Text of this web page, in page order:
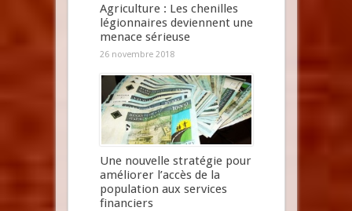
Agriculture : Les chenilles
légionnaires deviennent une
menace sérieuse
26 novembre 2018
Une nouvelle stratégie pour
améliorer l’accès de la
population aux services
financiers